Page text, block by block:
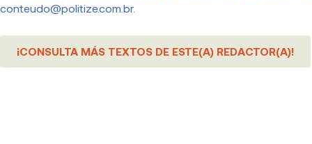
conteudo@politize.com.br.
¡CONSULTA MÁS TEXTOS DE ESTE(A) REDACTOR(A)!